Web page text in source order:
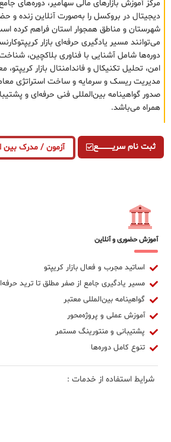
مرکز آموزش بازارهای مالی سهامیر، دوره‌های
دیجیتال در بروکسل را به‌صورت آنلاین زنده و
شهرستان و مناطق همجوار استان فراهم کرده
می‌توانند مسیر یادگیری حرفه‌ای بازار
دوره‌ها شامل آشنایی با فناوری بلاکچین،
امن، تحلیل تکنیکال و فاندامنتال بازار
مدیریت ریسک و سرمایه و ساخت استراتژی
صدور گواهینامه بین‌المللی فنی حرفه‌ای و
همراه می‌باشد.
ثبت نام سریــــــــــــع آزمون / مدرک بین
آموزش حضوری و آنلاین
اساتید مجرب و فعال بازار کریپتو
مسیر یادگیری جامع از صفر مطلق تا ترید
گواهینامه بین‌المللی معتبر
آموزش عملی و پروژه‌محور
پشتیبانی و منتورینگ مستمر
تنوع کامل دوره‌ها
شرایط استفاده از خدمات :